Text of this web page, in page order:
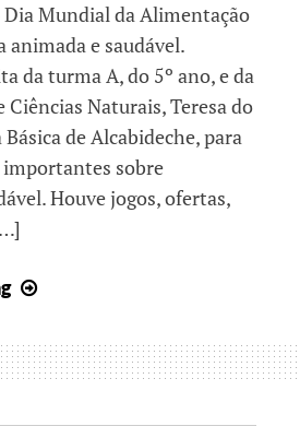
Mundial da Alimentação
animada e saudável.
da turma A, do 5º ano, e da
Ciências Naturais, Teresa do
Básica de Alcabideche, para
sobre
Houve jogos, ofertas,
pelo
nosso